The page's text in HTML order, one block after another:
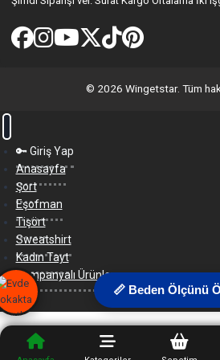
© 2026 Wingetstar. Tüm
📏 Beden Ölçünü
🔑 Giriş Yap
Anasayfa
Şort
Eşofman
Tişört
Sweatshirt
Kadın Tayt
Kampanyalı Ürünler